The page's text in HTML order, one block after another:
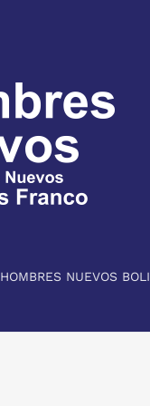
HOMBRES NUEVOS